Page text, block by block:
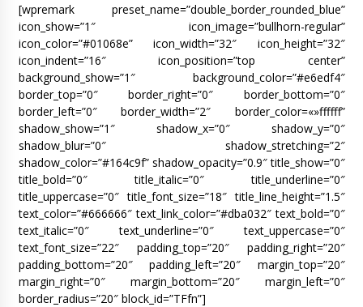
[wpremark preset_name=”double_border_rounded_blue”
icon_show=”1″ icon_image=”bullhorn-regular”
icon_color=”#01068e” icon_width=”32″ icon_height=”32″
icon_indent=”16″ icon_position=”top center”
background_show=”1″ background_color=”#e6edf4″
border_top=”0″ border_right=”0″ border_bottom=”0″
border_left=”0″ border_width=”2″ border_color=«»ffffff”
shadow_show=”1″ shadow_x=”0″ shadow_y=”0″
shadow_blur=”0″ shadow_stretching=”2″
shadow_color=”#164c9f” shadow_opacity=”0.9″ title_show=”0″
title_bold=”0″ title_italic=”0″ title_underline=”0″
title_uppercase=”0″ title_font_size=”18″ title_line_height=”1.5″
text_color=”#666666″ text_link_color=”#dba032″ text_bold=”0″
text_italic=”0″ text_underline=”0″ text_uppercase=”0″
text_font_size=”22″ padding_top=”20″ padding_right=”20″
padding_bottom=”20″ padding_left=”20″ margin_top=”20″
margin_right=”0″ margin_bottom=”20″ margin_left=”0″
border_radius=”20″ block_id=”TFfn”]